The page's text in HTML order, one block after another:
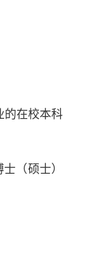
的在校本科
（硕士）